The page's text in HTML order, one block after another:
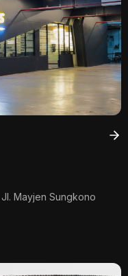
Mayjen Sungkono